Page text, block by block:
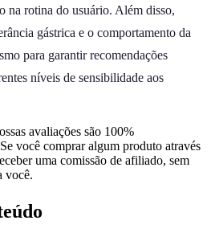
na rotina do usuário. Além disso,
gástrica e o comportamento da
para garantir recomendações
níveis de sensibilidade aos
avaliações são 100%
você comprar algum produto através
uma comissão de afiliado, sem
você.